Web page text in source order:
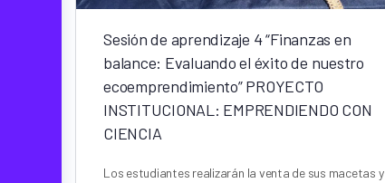
Sesión de aprendizaje 4 “Finanzas en
balance: Evaluando el éxito de nuestro
ecoemprendimiento” PROYECTO
INSTITUCIONAL: EMPRENDIENDO CON
CIENCIA
Los estudiantes realizarán la venta de sus macetas y